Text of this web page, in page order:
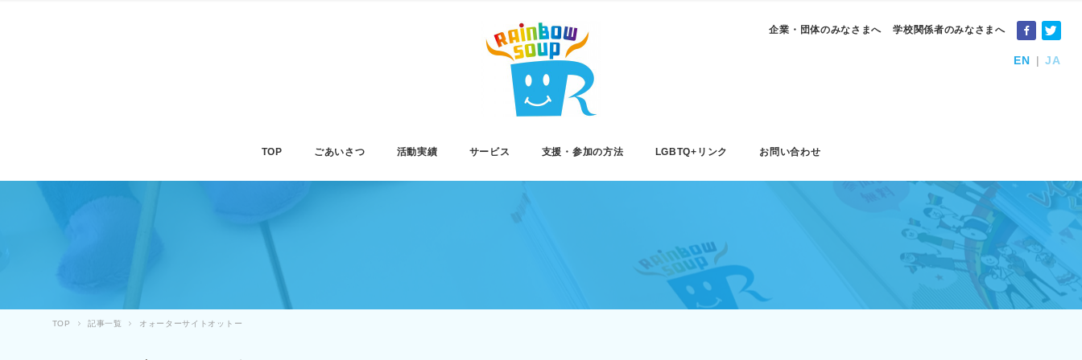
企業・団体のみなさまへ 学校関係者のみなさまへ
EN JA
TOP ごあいさつ 活動実績 サービス 支援・参加の方法 LGBTQ+リンク お問い合わせ
TOP 記事一覧 オォーターサイトオットー